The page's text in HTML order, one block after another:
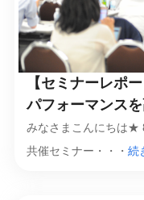
【セミナーレポ
パフォーマンス
みなさまこんにちは★
共催セミナー・・・ 続